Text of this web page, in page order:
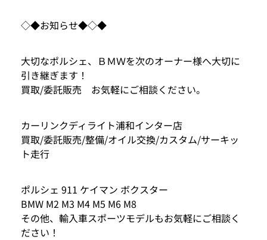
◇◆お知らせ◆◇◆
大切なポルシェ、ＢＭＷを次のオーナー様へ大切に
引き継ぎます！
買取/委託販売 お気軽にご相談ください。
カーリンクディライト浦和インター店
買取/委託販売/整備/オイル交換/カスタム/サーキッ
ト走行
ポルシェ 911 ケイマン ボクスター
BMW M2 M3 M4 M5 M6 M8
その他、輸入車スポーツモデルもお気軽にご相談く
ださい！